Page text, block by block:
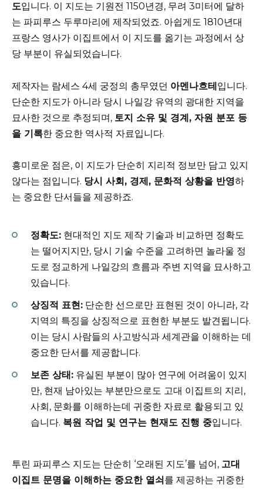
도입니다. 이 지도는 기원전 1150년경, 무려 3미터에 달하
는 파피루스 두루마리에 제작되었죠. 아쉽게도 1810년대
프랑스 영사가 이집트에서 이 지도를 옮기는 과정에서 상
당 부분이 유실되었습니다.
제작자는 람세스 4세 궁정의 총무였던 아멘나흐테입니다.
단순한 지도가 아니라 당시 나일강 유역의 광대한 지역을
묘사한 것으로 추정되며, 토지 소유 및 경계, 자원 분포 등
을 기록한 중요한 역사적 자료입니다.
흥미로운 점은, 이 지도가 단순히 지리적 정보만 담고 있지
않다는 점입니다. 당시 사회, 경제, 문화적 상황을 반영하
는 중요한 단서들을 제공하죠.
정확도: 현대적인 지도 제작 기술과 비교하면 정확도
는 떨어지지만, 당시 기술 수준을 고려하면 놀라울 정
도로 정교하게 나일강의 흐름과 주변 지역을 묘사하고
있습니다.
상징적 표현: 단순한 선으로만 표현된 것이 아니라, 각
지역의 특징을 상징적으로 표현한 부분도 발견됩니다.
이는 당시 사람들의 사고방식과 세계관을 이해하는 데
중요한 단서를 제공합니다.
보존 상태: 유실된 부분이 많아 연구에 어려움이 있지
만, 현재 남아있는 부분만으로도 고대 이집트의 지리,
사회, 문화를 이해하는데 귀중한 자료로 활용되고 있
습니다. 복원 작업 및 연구는 현재도 진행 중입니다.
투린 파피루스 지도는 단순히 ‘오래된 지도’를 넘어, 고대
이집트 문명을 이해하는 중요한 열쇠를 제공하는 귀중한